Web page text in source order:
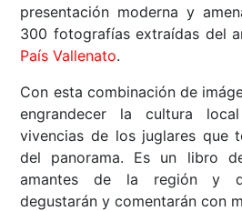
presentación moderna y
300 fotografías extraídas del
País Vallenato.
Con esta combinación de
engrandecer la cultura
vivencias de los juglares que
del panorama. Es un libro
amantes de la región y
degustarán y comentarán con